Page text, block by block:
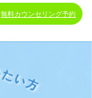
無料カウンセリング予約